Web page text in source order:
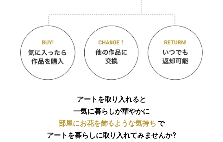
アートを取り入れると
一気に暮らしが華やかに
部屋にお花を飾るような気持ち で
アートを暮らしに取り入れてみませんか?